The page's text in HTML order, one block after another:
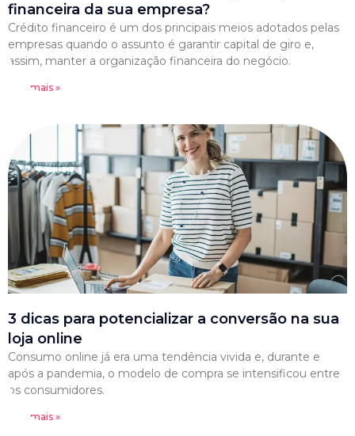
financeira da sua empresa?
Crédito financeiro é um dos principais meios adotados pelas
empresas quando o assunto é garantir capital de giro e,
assim, manter a organização financeira do negócio.
Leia mais »
3 dicas para potencializar a conversão na sua
loja online
Consumo online já era uma tendência vivida e, durante e
após a pandemia, o modelo de compra se intensificou entre
os consumidores.
Leia mais »